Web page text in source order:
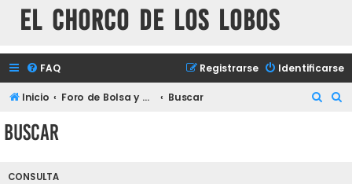
El chorco de los lobos
FAQ Identificarse
Registrarse
Inicio Foro de Bolsa y mercados financieros Buscar
Buscar
CONSULTA